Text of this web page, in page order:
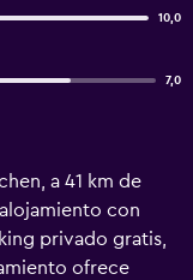
10,0
7,0
a 41 km de
con
privado gratis,
ofrece